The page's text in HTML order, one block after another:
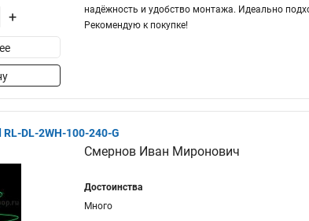
+
надёжность и удобство монтажа. Идеально
Рекомендую к покупке!
DL-2WH-100-240-G
Смернов Иван Миронович
Достоинства
Много